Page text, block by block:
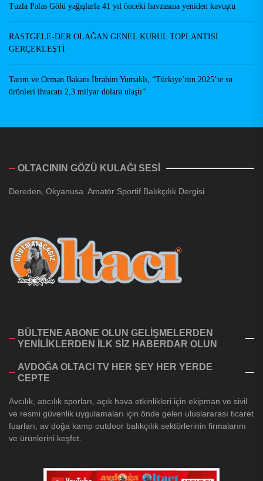
Tuzla Palas Gölü yağışlarla 41 yıl önceki havzasına yeniden kavuştu
RASTGELE-DER OLAĞAN GENEL KURUL TOPLANTISI
GERÇEKLEŞTİ
Tarım ve Orman Bakanı İbrahim Yumaklı, “Türkiye’nin 2025’te su
ürünleri ihracatı 2,3 milyar dolara ulaştı”
OLTACININ GÖZÜ KULAĞI SESİ
Dereden, Okyanusa Amatör Sportif Balıkçılık Dergisi
BÜLTENE ABONE OLUN GELİŞMELERDEN
YENİLİKLERDEN İLK SİZ HABERDAR OLUN
AVDOĞA OLTACI TV HER ŞEY HER YERDE
CEPTE
Avcılık, atıcılık sporları, açık hava etkinlikleri için ekipman ve sivil
ve resmi güvenlik uygulamaları için önde gelen uluslararası ticaret
fuarları, av doğa kamp outdoor balıkçılık sektörlerinin firmalarını
ve ürünlerini keşfet.